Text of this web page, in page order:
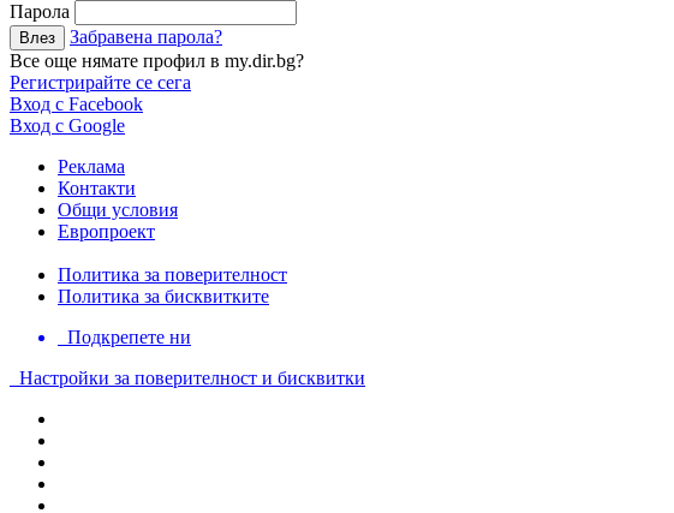
Парола
Забравена парола?
Все още нямате профил в my.dir.bg?
Регистрирайте се сега
Вход с Facebook
Вход с Google
Реклама
Контакти
Общи условия
Европроект
Политика за поверителност
Политика за бисквитките
Подкрепете ни
Настройки за поверителност и бисквитки